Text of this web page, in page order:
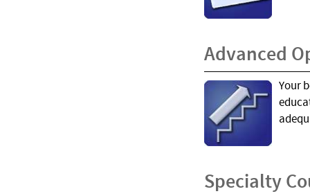
Advanced
Your
Specialty